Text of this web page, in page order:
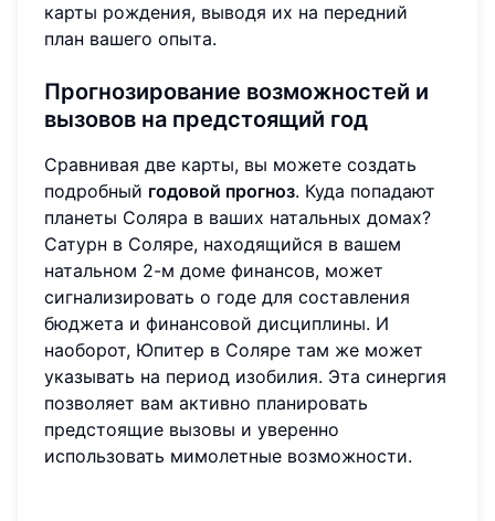
карты рождения, выводя их на передний
план вашего опыта.
Прогнозирование возможностей и
вызовов на предстоящий год
Сравнивая две карты, вы можете создать
подробный годовой прогноз. Куда попадают
планеты Соляра в ваших натальных домах?
Сатурн в Соляре, находящийся в вашем
натальном 2-м доме финансов, может
сигнализировать о годе для составления
бюджета и финансовой дисциплины. И
наоборот, Юпитер в Соляре там же может
указывать на период изобилия. Эта синергия
позволяет вам активно планировать
предстоящие вызовы и уверенно
использовать мимолетные возможности.